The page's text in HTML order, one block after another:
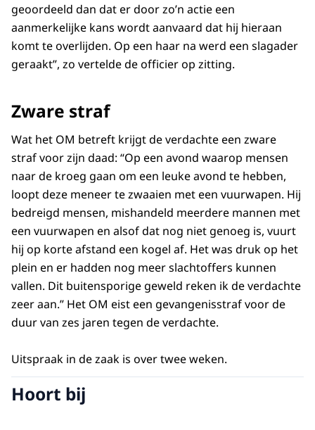
geoordeeld dan dat er door zo’n actie een
aanmerkelijke kans wordt aanvaard dat hij hieraan
komt te overlijden. Op een haar na werd een slagader
geraakt”, zo vertelde de officier op zitting.
Zware straf
Wat het OM betreft krijgt de verdachte een zware
straf voor zijn daad: “Op een avond waarop mensen
naar de kroeg gaan om een leuke avond te hebben,
loopt deze meneer te zwaaien met een vuurwapen. Hij
bedreigd mensen, mishandeld meerdere mannen met
een vuurwapen en alsof dat nog niet genoeg is, vuurt
hij op korte afstand een kogel af. Het was druk op het
plein en er hadden nog meer slachtoffers kunnen
vallen. Dit buitensporige geweld reken ik de verdachte
zeer aan.” Het OM eist een gevangenisstraf voor de
duur van zes jaren tegen de verdachte.
Uitspraak in de zaak is over twee weken.
Hoort bij